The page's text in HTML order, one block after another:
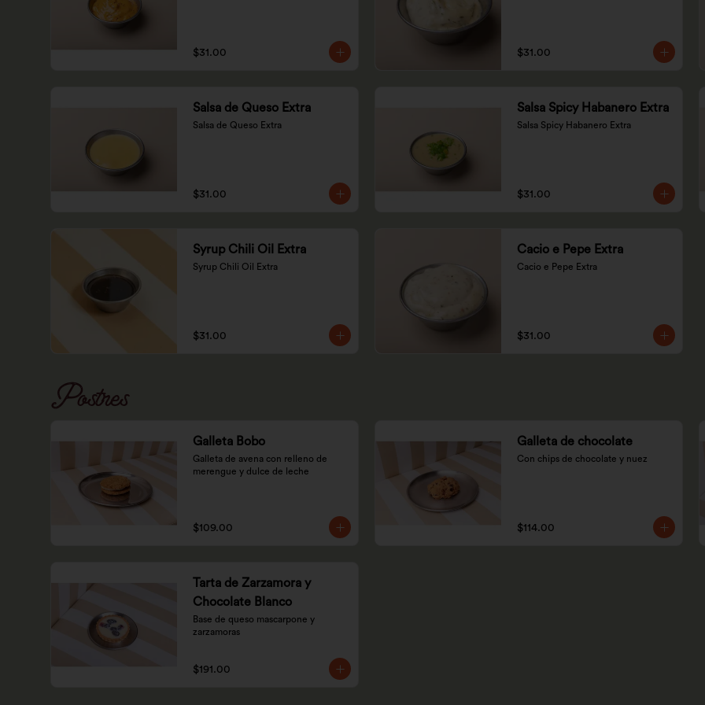
$31.00 $31.00
Salsa de Queso Extra
Salsa de Queso Extra
$31.00
Salsa Spicy Habanero Extra
Salsa Spicy Habanero Extra
$31.00
Syrup Chili Oil Extra
Syrup Chili Oil Extra
$31.00
Cacio e Pepe Extra
Cacio e Pepe Extra
$31.00
Postres
Galleta Bobo
Galleta de avena con relleno de
merengue y dulce de leche
$109.00
Galleta de chocolate
Con chips de chocolate y nuez
$114.00
Tarta de Zarzamora y
Chocolate Blanco
Base de queso mascarpone y
zarzamoras
$191.00